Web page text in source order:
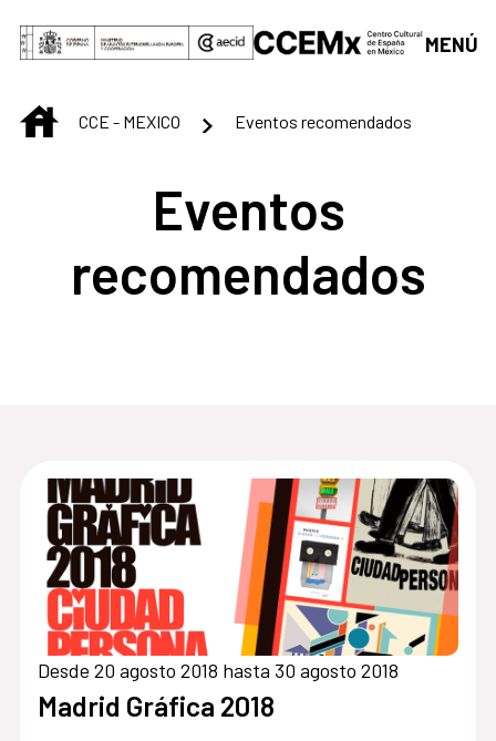
Saltar al contenido principal
MENÚ
INICIOCCE - MEXICO Eventos recomendados
Eventos
recomendados
Desde 20 agosto 2018 hasta 30 agosto 2018
Madrid Gráfica 2018